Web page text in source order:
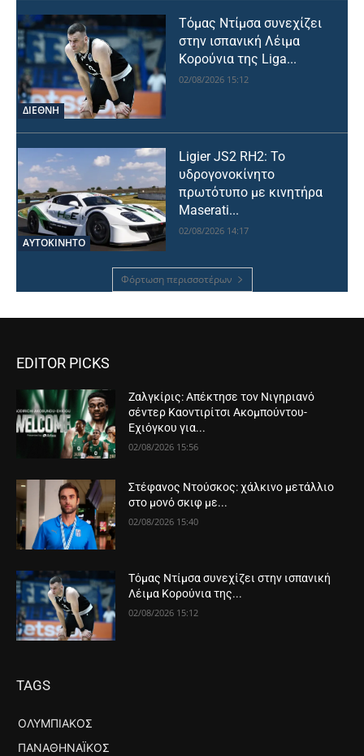
ΔΙΕΘΝΗ
Τόμας Ντίμσα συνεχίζει
στην ισπανική Λέιμα
Κορούνια της Liga...
02/08/2026 15:12
ΑΥΤΟΚΙΝΗΤΟ
Ligier JS2 RH2: Το
υδρογονοκίνητο
πρωτότυπο με κινητήρα
Maserati...
02/08/2026 14:17
Φόρτωση περισσοτέρων
EDITOR PICKS
Ζαλγκίρις: Απέκτησε τον Νιγηριανό
σέντερ Καοντιρίτσι Ακομπούντου-
Εχιόγκου για...
02/08/2026 15:56
Στέφανος Ντούσκος: χάλκινο μετάλλιο
στο μονό σκιφ με...
02/08/2026 15:40
Τόμας Ντίμσα συνεχίζει στην ισπανική
Λέιμα Κορούνια της...
02/08/2026 15:12
TAGS
ΟΛΥΜΠΙΑΚΌΣ
ΠΑΝΑΘΗΝΑΪΚΌΣ